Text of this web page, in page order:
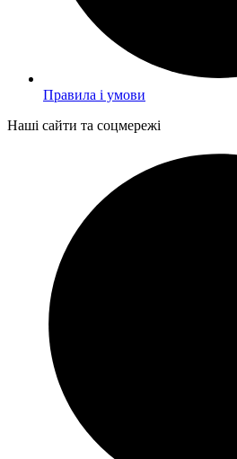
Правила і умови
Наші сайти та соцмережі